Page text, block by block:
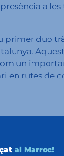
a
primer duo
un
en rutes de
al Marroc!